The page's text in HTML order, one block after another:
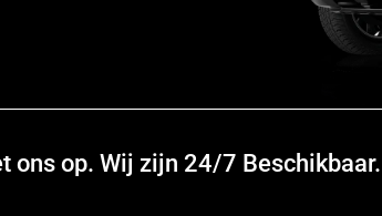
ons op. Wij zijn 24/7 Beschikbaar.